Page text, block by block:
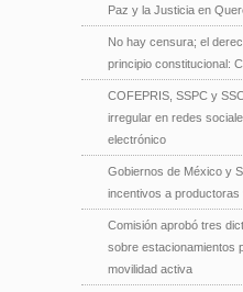
Paz y la Justicia en
No hay censura; el
principio constitucional:
COFEPRIS, SSPC y
irregular en redes
electrónico
Gobiernos de México y
incentivos a
Comisión aprobó tres
sobre estacionamientos
movilidad activa